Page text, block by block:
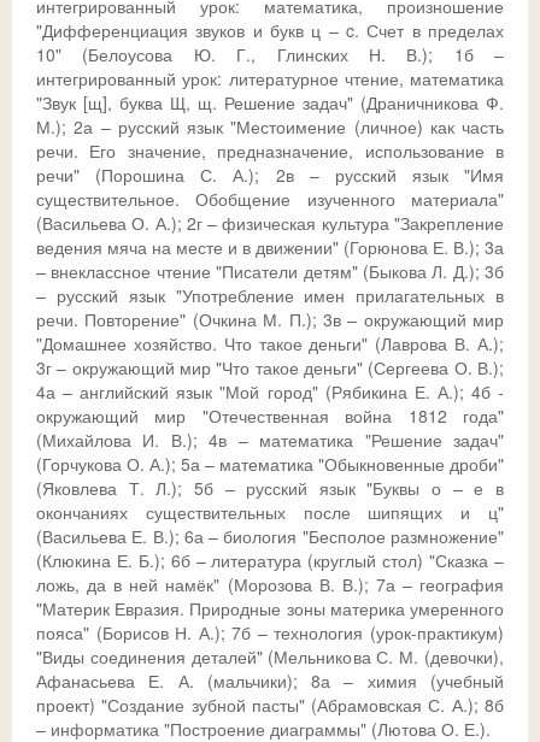
Антикоррупционные мероприятия
Дорожная безопасность
Успехи
ВПР
Школьный спортклуб
Школьный театр
интегрированный урок: математика, произношение
"Дифференциация звуков и букв ц – c. Счет в пределах
10" (Белоусова Ю. Г., Глинских Н. В.); 1б –
интегрированный урок: литературное чтение, математика
"Звук [щ], буква Щ, щ. Решение задач" (Драничникова Ф.
М.); 2а – русский язык "Местоимение (личное) как часть
речи. Его значение, предназначение, использование в
речи" (Порошина С. А.); 2в – русский язык "Имя
существительное. Обобщение изученного материала"
(Васильева О. А.); 2г – физическая культура "Закрепление
ведения мяча на месте и в движении" (Горюнова Е. В.); 3а
– внеклассное чтение "Писатели детям" (Быкова Л. Д.); 3б
– русский язык "Употребление имен прилагательных в
речи. Повторение" (Очкина М. П.); 3в – окружающий мир
"Домашнее хозяйство. Что такое деньги" (Лаврова В. А.);
3г – окружающий мир "Что такое деньги" (Сергеева О. В.);
4а – английский язык "Мой город" (Рябикина Е. А.); 4б -
окружающий мир "Отечественная война 1812 года"
(Михайлова И. В.); 4в – математика "Решение задач"
(Горчукова О. А.); 5а – математика "Обыкновенные дроби"
(Яковлева Т. Л.); 5б – русский язык "Буквы о – е в
окончаниях существительных после шипящих и ц"
(Васильева Е. В.); 6а – биология "Бесполое размножение"
(Клюкина Е. Б.); 6б – литература (круглый стол) "Сказка –
ложь, да в ней намёк" (Морозова В. В.); 7а – география
"Материк Евразия. Природные зоны материка умеренного
пояса" (Борисов Н. А.); 7б – технология (урок-практикум)
"Виды соединения деталей" (Мельникова С. М. (девочки),
Афанасьева Е. А. (мальчики); 8а – химия (учебный
проект) "Создание зубной пасты" (Абрамовская С. А.); 8б
– информатика "Построение диаграммы" (Лютова О. Е.).